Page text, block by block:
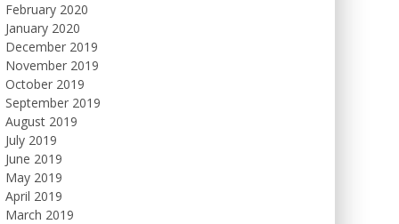
February 2020
January 2020
December 2019
November 2019
October 2019
September 2019
August 2019
July 2019
June 2019
May 2019
April 2019
March 2019